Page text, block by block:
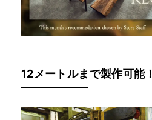
お問い合わせ
12メートルまで製作可能！